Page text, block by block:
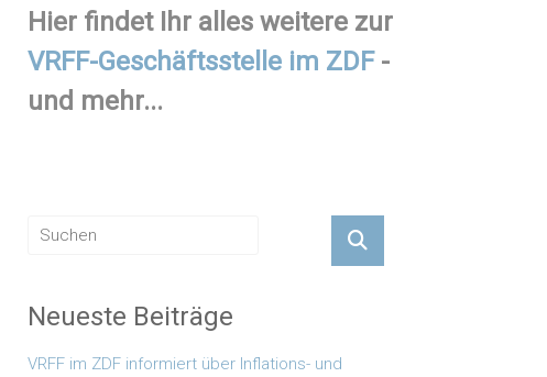
Hier findet Ihr alles weitere zur
VRFF-Geschäftsstelle im ZDF-
und mehr...
Neueste Beiträge
VRFF im ZDF informiert über Inflations- und